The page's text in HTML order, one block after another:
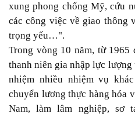
xung phong chống Mỹ, cứu
các công việc về giao thông
trọng yếu…".
Trong vòng 10 năm, từ 1965
thanh niên gia nhập lực
nhiệm nhiều nhiệm vụ
chuyển lương thực hàng hóa
Nam, làm lâm nghiệp, sơ